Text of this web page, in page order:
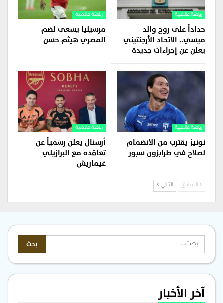
رياضة عالمية
حداداً على روح والد
ميسي.. الاتحاد الأرجنتيني
يعلن عن إجراءات جديدة
رياضة عالمية
مرسيليا يسعى لضم
المصري هيثم حسن
رياضة عالمية
نونيز يقترب من الانضمام
لصلاح في طرابزون سبور
رياضة عالمية
أرسنال يعلن رسمياً عن
تعاقده مع البرازيلي
غيماريش
السابق التالي
آخر الأخبار